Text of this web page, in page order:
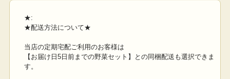
★:
★配送方法について★
当店の定期宅配ご利用のお客様は
【お届け日5日前までの野菜セット】との同梱配送も選択できま
す。